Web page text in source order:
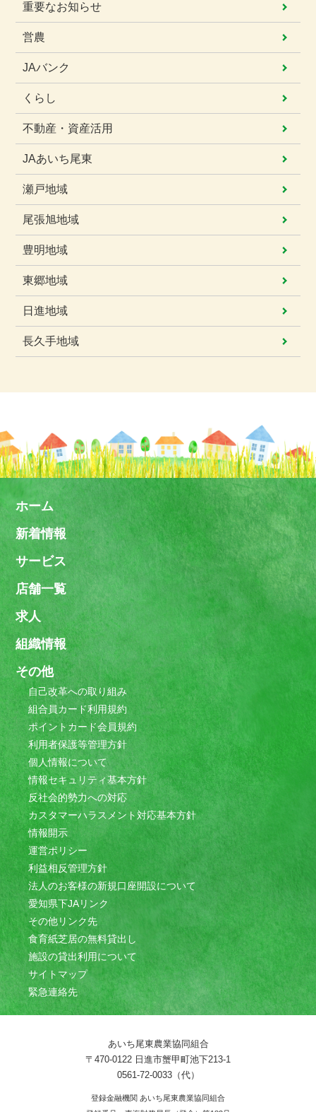
重要なお知らせ
営農
JAバンク
くらし
不動産・資産活用
JAあいち尾東
瀬戸地域
尾張旭地域
豊明地域
東郷地域
日進地域
長久手地域
ホーム
新着情報
サービス
店舗一覧
求人
組織情報
その他
自己改革への取り組み
組合員カード利用規約
ポイントカード会員規約
利用者保護等管理方針
個人情報について
情報セキュリティ基本方針
反社会的勢力への対応
カスタマーハラスメント対応基本方針
情報開示
運営ポリシー
利益相反管理方針
法人のお客様の新規口座開設について
愛知県下JAリンク
その他リンク先
食育紙芝居の無料貸出し
施設の貸出利用について
サイトマップ
緊急連絡先
あいち尾東農業協同組合
〒470-0122 日進市蟹甲町池下213-1
0561-72-0033（代）
登録金融機関 あいち尾東農業協同組合